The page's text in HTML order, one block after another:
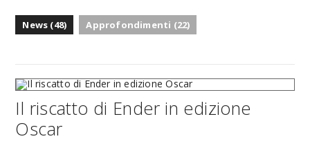
News (48) Approfondimenti (22)
Il riscatto di Ender in edizione
Oscar